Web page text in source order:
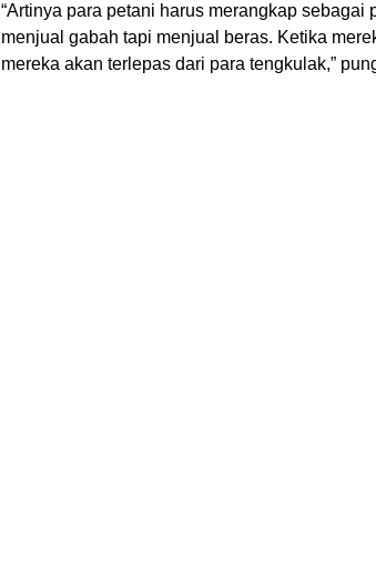
“Artinya para petani harus merangkap sebagai
menjual gabah tapi menjual beras. Ketika
mereka akan terlepas dari para tengkulak,”